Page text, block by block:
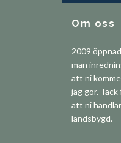
Om oss
2009
man
att ni
jag gör.
att ni
landsbygd.